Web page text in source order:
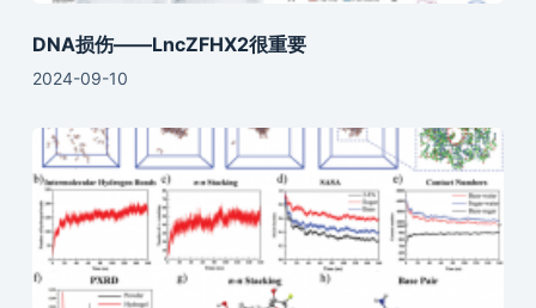
DNA损伤——LncZFHX2很重要
2024-09-10